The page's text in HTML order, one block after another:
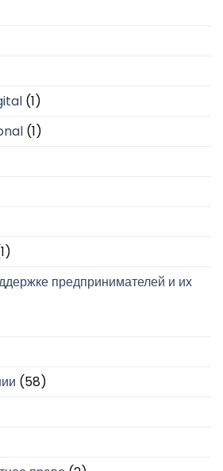
(1)
(1)
предпринимателей и их
(58)